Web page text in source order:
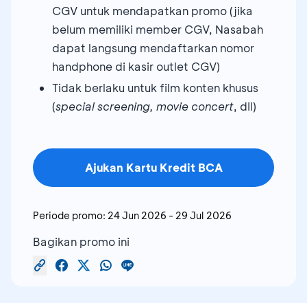
CGV untuk mendapatkan promo (jika
belum memiliki member CGV, Nasabah
dapat langsung mendaftarkan nomor
handphone di kasir outlet CGV)
Tidak berlaku untuk film konten khusus
(special screening, movie concert, dIl)
Ajukan Kartu Kredit BCA
Periode promo: 24 Jun 2026 - 29 Jul 2026
Bagikan promo ini